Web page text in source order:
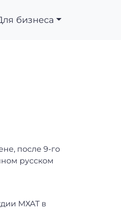
бизнеса
после 9-го
русском
МХАТ в